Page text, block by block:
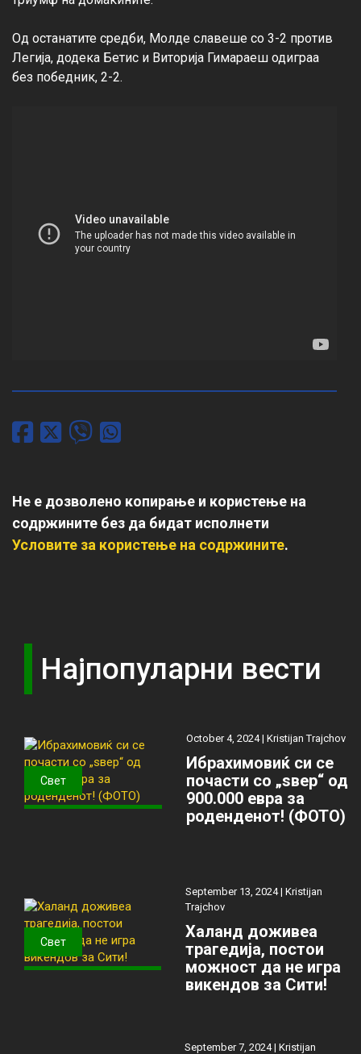
Од останатите средби, Молде славеше со 3-2 против
Легија, додека Бетис и Виторија Гимараеш одиграа
без победник, 2-2.
Не е дозволено копирање и користење на
содржините без да бидат исполнети
Условите за користење на содржините.
Најпопуларни вести
Свет
October 4, 2024 |Kristijan Trajchov
Ибрахимовиќ си се
почасти со „ѕвер“ од
900.000 евра за
роденденот! (ФОТО)
Свет
September 13, 2024 |Kristijan
Trajchov
Халанд доживеа
трагедија, постои
можност да не игра
викендов за Сити!
September 7, 2024 |Kristijan